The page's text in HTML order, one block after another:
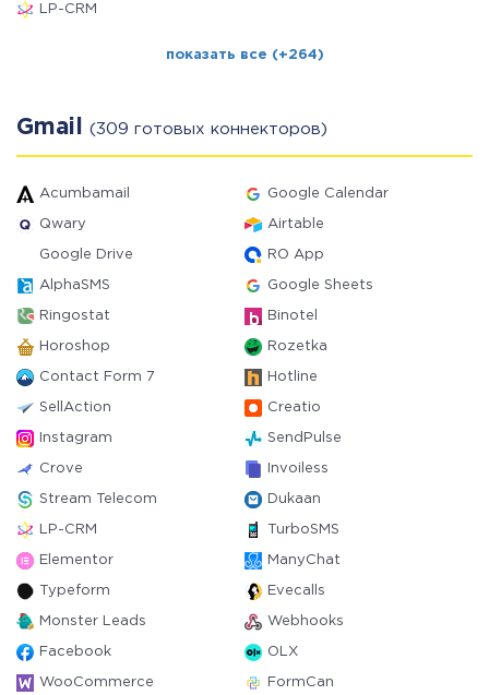
LP-CRM
показать все (+264)
Gmail (309 готовых коннекторов)
Acumbamail Google Calendar
Qwary Airtable
Google Drive RO App
AlphaSMS Google Sheets
Ringostat Binotel
Horoshop Rozetka
Contact Form 7 Hotline
SellAction Creatio
Instagram SendPulse
Crove Invoiless
Stream Telecom Dukaan
LP-CRM TurboSMS
Elementor ManyChat
Typeform Evecalls
Monster Leads Webhooks
Facebook OLX
WooCommerce FormCan